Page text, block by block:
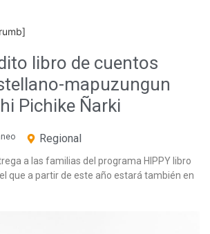
libro de cuentos
mapuzungun
Pichike Ñarki
Regional
a las familias del programa HIPPY libro
que a partir de este año estará también en